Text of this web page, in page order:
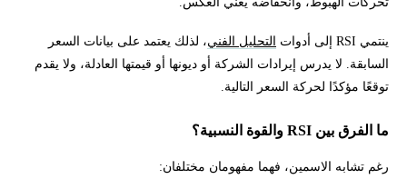
ينتمي RSI إلى أدوات التحليل الفني، لذلك يعتمد على بيانات السعر
السابقة. لا يدرس إيرادات الشركة أو ديونها أو قيمتها العادلة، ولا يقدم
توقعًا مؤكدًا لحركة السعر التالية.
ما الفرق بين RSI والقوة النسبية؟
رغم تشابه الاسمين، فهما مفهومان مختلفان: